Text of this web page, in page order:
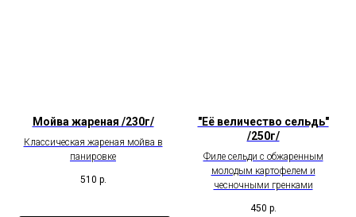
Мойва жареная /230г/
Классическая жареная мойва в
панировке
510 р.
"Её величество сельдь"
/250г/
Филе сельди с обжаренным
молодым картофелем и
чесночными гренками
450 р.